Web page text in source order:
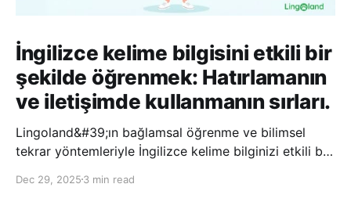
İngilizce kelime bilgisini etkili bir
şekilde öğrenmek: Hatırlamanın
ve iletişimde kullanmanın sırları.
Lingoland&#39;ın bağlamsal öğrenme ve bilimsel
tekrar yöntemleriyle İngilizce kelime bilginizi etkili bir
hatırlayabilir ve daha doğal bir şekilde iletişim
Dec 29, 2025 3 min read